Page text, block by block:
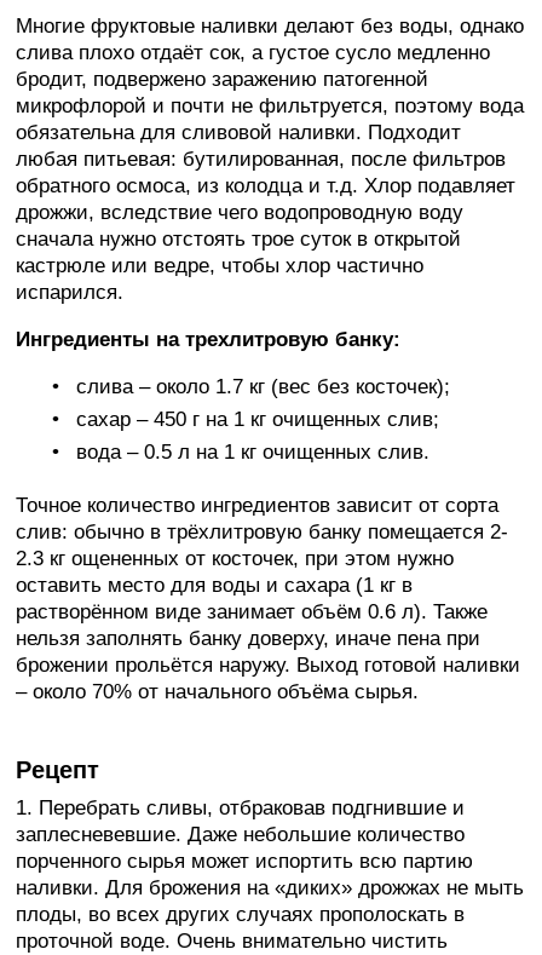
Многие фруктовые наливки делают без воды, однако
слива плохо отдаёт сок, а густое сусло медленно
бродит, подвержено заражению патогенной
микрофлорой и почти не фильтруется, поэтому вода
обязательна для сливовой наливки. Подходит
любая питьевая: бутилированная, после фильтров
обратного осмоса, из колодца и т.д. Хлор подавляет
дрожжи, вследствие чего водопроводную воду
сначала нужно отстоять трое суток в открытой
кастрюле или ведре, чтобы хлор частично
испарился.
Ингредиенты на трехлитровую банку:
слива – около 1.7 кг (вес без косточек);
сахар – 450 г на 1 кг очищенных слив;
вода – 0.5 л на 1 кг очищенных слив.
Точное количество ингредиентов зависит от сорта
слив: обычно в трёхлитровую банку помещается 2-
2.3 кг ощененных от косточек, при этом нужно
оставить место для воды и сахара (1 кг в
растворённом виде занимает объём 0.6 л). Также
нельзя заполнять банку доверху, иначе пена при
брожении прольётся наружу. Выход готовой наливки
– около 70% от начального объёма сырья.
Рецепт
1. Перебрать сливы, отбраковав подгнившие и
заплесневевшие. Даже небольшие количество
порченного сырья может испортить всю партию
наливки. Для брожения на «диких» дрожжах не мыть
плоды, во всех других случаях прополоскать в
проточной воде. Очень внимательно чистить